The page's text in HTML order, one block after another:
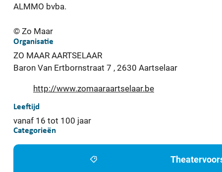
ALMMO bvba.
© Zo Maar
Organisatie
ZO MAAR AARTSELAAR
Baron Van Ertbornstraat 7 , 2630 Aartselaar
Websitehttp://www.zomaaraartselaar.be
Leeftijd
vanaf 16 tot 100 jaar
Categorieën